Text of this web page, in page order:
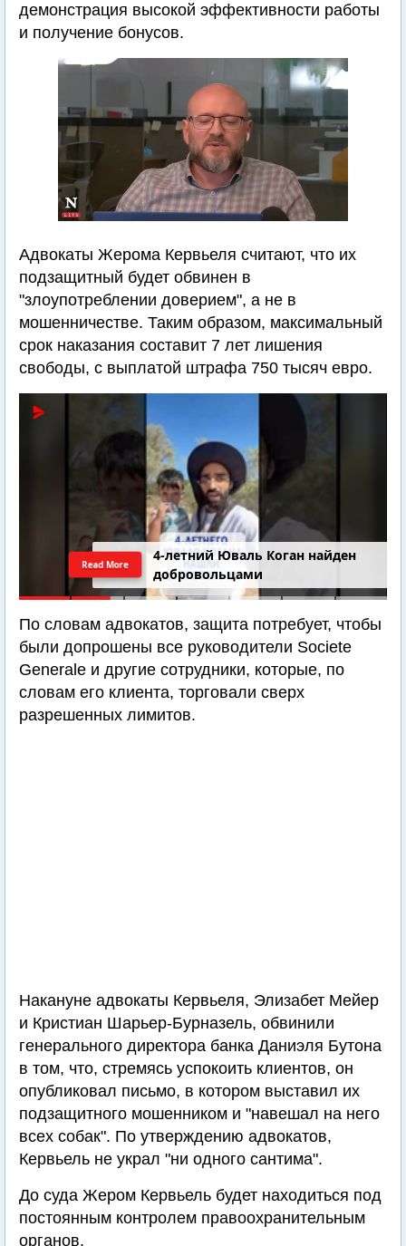
демонстрация высокой эффективности работы
и получение бонусов.
Адвокаты Жерома Кервьеля считают, что их
подзащитный будет обвинен в
"злоупотреблении доверием", а не в
мошенничестве. Таким образом, максимальный
срок наказания составит 7 лет лишения
свободы, с выплатой штрафа 750 тысяч евро.
4-летний Юваль Коган найден
добровольцами
Read More
По словам адвокатов, защита потребует, чтобы
были допрошены все руководители Societe
Generale и другие сотрудники, которые, по
словам его клиента, торговали сверх
разрешенных лимитов.
Накануне адвокаты Кервьеля, Элизабет Мейер
и Кристиан Шарьер-Бурназель, обвинили
генерального директора банка Даниэля Бутона
в том, что, стремясь успокоить клиентов, он
опубликовал письмо, в котором выставил их
подзащитного мошенником и "навешал на него
всех собак". По утверждению адвокатов,
Кервьель не украл "ни одного сантима".
До суда Жером Кервьель будет находиться под
постоянным контролем правоохранительным
органов.